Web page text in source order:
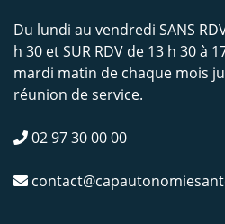
Du lundi au vendredi SANS
h 30 et SUR RDV de 13 h 30 à
mardi matin de chaque mois
réunion de service.
02 97 30 00 00